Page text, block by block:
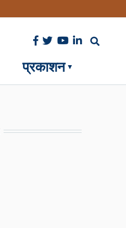
प्रकाशन